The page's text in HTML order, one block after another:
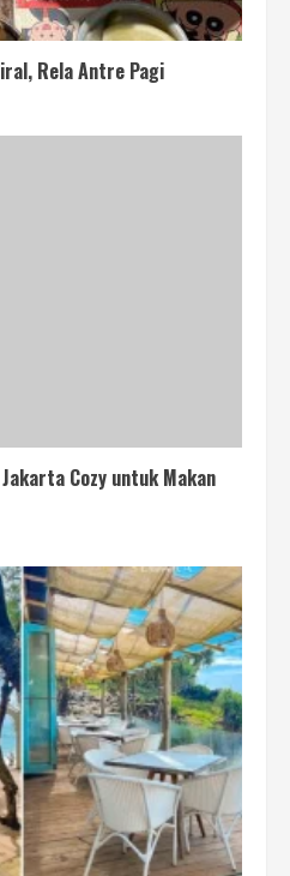
Rela Antre Pagi
Cozy untuk Makan